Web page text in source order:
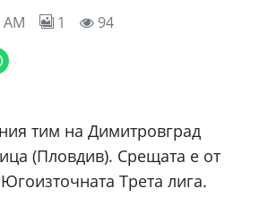
1 94
тим на Димитровград
(Пловдив). Срещата е от
Трета лига.